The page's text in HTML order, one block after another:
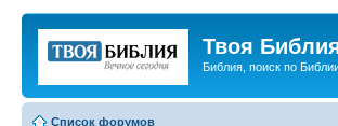
Твоя
Библия, поиск по
Список форумов